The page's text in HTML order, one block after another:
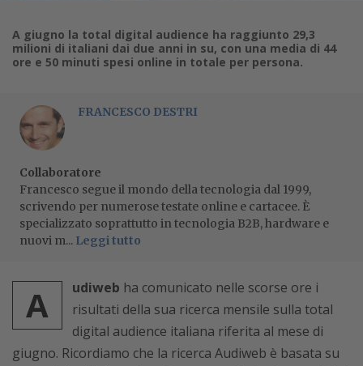
A giugno la total digital audience ha raggiunto 29,3
milioni di italiani dai due anni in su, con una media di 44
ore e 50 minuti spesi online in totale per persona.
FRANCESCO DESTRI
Collaboratore
Francesco segue il mondo della tecnologia dal 1999,
scrivendo per numerose testate online e cartacee. È
specializzato soprattutto in tecnologia B2B, hardware e
nuovi m... Leggi tutto
A udiweb ha comunicato nelle scorse ore i
risultati della sua ricerca mensile sulla total
digital audience italiana riferita al mese di
giugno. Ricordiamo che la ricerca Audiweb è basata su